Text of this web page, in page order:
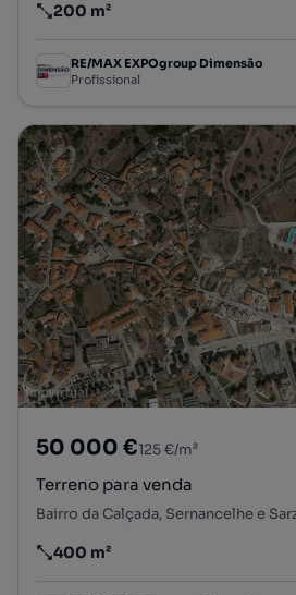
Preço por metro quadrado
200 m²
RE/MAX EXPOgroup Dimensão
Profissional
50 000 €125 €/m²
Terreno para venda
Preço por metro quadrado
400 m²